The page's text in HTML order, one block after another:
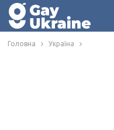
Головна Україна